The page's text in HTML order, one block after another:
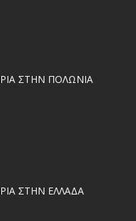
ΣΤΗΝ ΠΟΛΩΝΙΑ
ΣΤΗΝ ΕΛΛΑΔΑ